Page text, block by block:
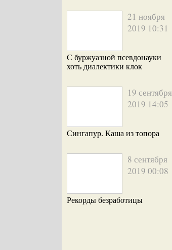
21 ноября
2019 10:31
С буржуазной псевдонауки
хоть диалектики клок
19 сентября
2019 14:05
Сингапур. Каша из топора
8 сентября
2019 00:08
Рекорды безработицы